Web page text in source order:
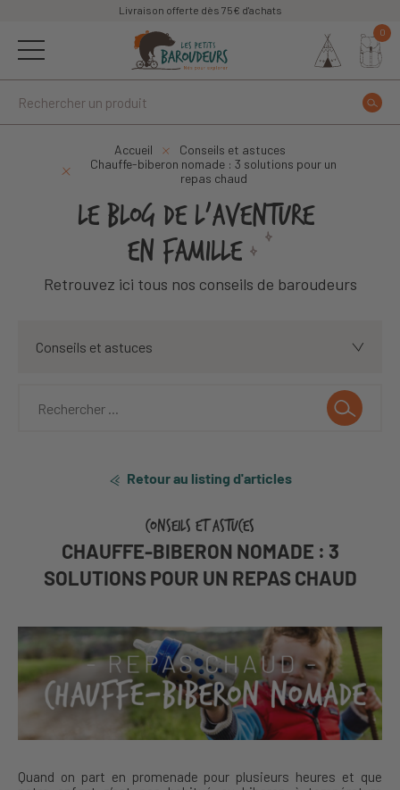
Livraison offerte dès 75€ d'achats
0
Accueil
Conseils et astuces
Chauffe-biberon nomade : 3 solutions pour un
repas chaud
LE BLOG DE L'AVENTURE
EN FAMILLE
Retrouvez ici tous nos conseils de baroudeurs
Conseils et astuces
Retour au listing d'articles
CONSEILS ET ASTUCES
CHAUFFE-BIBERON NOMADE : 3
SOLUTIONS POUR UN REPAS CHAUD
Quand on part en promenade pour plusieurs heures et que